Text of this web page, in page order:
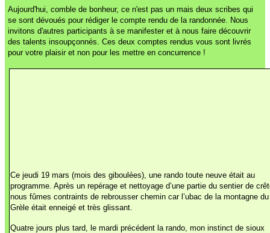
Aujourd'hui, comble de bonheur, ce n'est pas un mais deux scribes qui
se sont dévoués pour rédiger le compte rendu de la randonnée. Nous
invitons d'autres participants à se manifester et à nous faire découvrir
des talents insoupçonnés. Ces deux comptes rendus vous sont livrés
pour votre plaisir et non pour les mettre en concurrence !
Ce jeudi 19 mars (mois des giboulées), une rando toute neuve était au
programme. Après un repérage et nettoyage d’une partie du sentier de
nous fûmes contraints de rebrousser chemin car l’ubac de la montagne du
Grèle était enneigé et très glissant.
Quatre jours plus tard, le mardi précédent la rando, mon instinct de sioux